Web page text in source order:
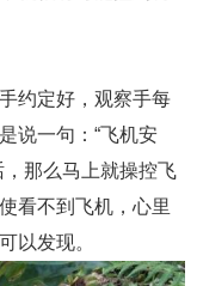
约定好，观察手每
说一句：“飞机安
那么马上就操控飞
看不到飞机，心里
以发现。